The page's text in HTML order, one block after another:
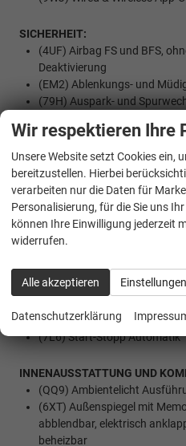
SICHERHEIT:
(4UF) Airbag FS und BFS,
Deaktivierung
(EM2) Ablenkungs- und
(79H) Auspark- und
(7AL) Diebstahlalarmanlage,
wachung,Back-up-Horn und
(8J5) Front Assist mit
Fußgänger und Radfahrer mit
(UH2) Feststellbremse
(4G3) Mit
(4L6) Innenspiegel
(6C4) Seitenairbag vorn und
Interaktionsairbag vorn
Licht/Regensensor
(7L6) Start-Stopp Automatik
INNENAUSSTATTUNG UND
(QQ9) Ambientelicht
(6XT) Außenspiegel mit
abblendbar, elektrisch
beheizbar
Wir respektieren Ihre
Unsere Website setzt Cookies ein,
bereitzustellen. Hierbei
verarbeiten nur die Daten für
Personalisierung, für die Sie uns
können Ihre Einwilligung jederzeit
widerrufen.
Alle akzeptieren Einstellungen
Datenschutzerklärung